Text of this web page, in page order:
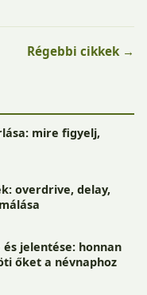
Régebbi cikkek →
mire figyelj,
overdrive, delay,
jelentése: honnan
őket a névnaphoz